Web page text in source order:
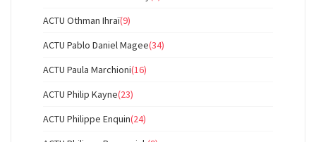
ACTU Othman Ihraï(9)
ACTU Pablo Daniel Magee(34)
ACTU Paula Marchioni(16)
ACTU Philip Kayne(23)
ACTU Philippe Enquin(24)